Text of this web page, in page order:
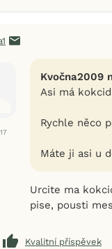
Kvočna2009
Asi má
Rychle něco
Máte ji asi u
Urcite ma
pise, pousti
Kvalitní příspěvek